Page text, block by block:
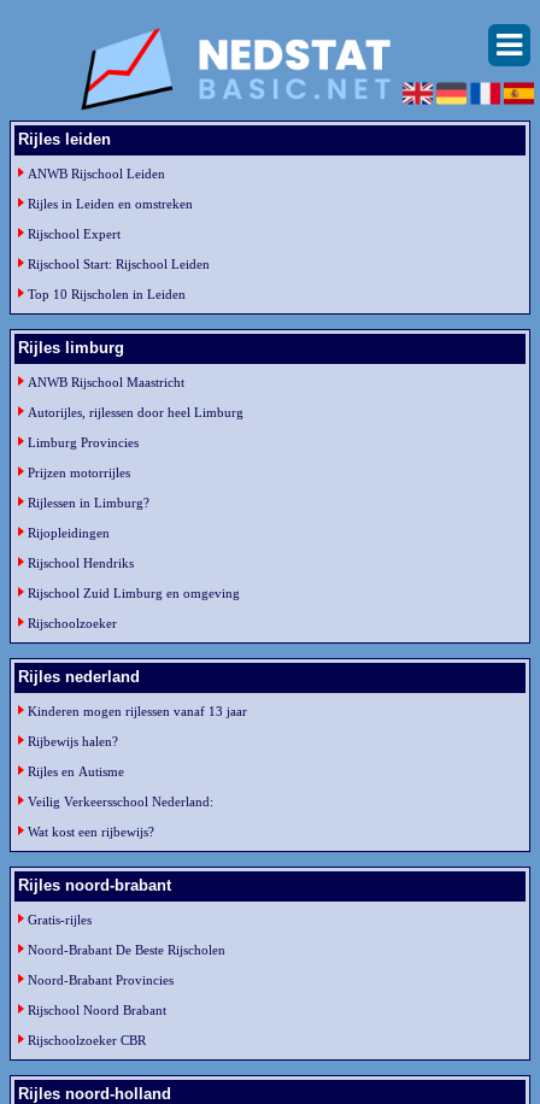
Rijles leiden
ANWB Rijschool Leiden
Rijles in Leiden en omstreken
Rijschool Expert
Rijschool Start: Rijschool Leiden
Top 10 Rijscholen in Leiden
Rijles limburg
ANWB Rijschool Maastricht
Autorijles, rijlessen door heel Limburg
Limburg Provincies
Prijzen motorrijles
Rijlessen in Limburg?
Rijopleidingen
Rijschool Hendriks
Rijschool Zuid Limburg en omgeving
Rijschoolzoeker
Rijles nederland
Kinderen mogen rijlessen vanaf 13 jaar
Rijbewijs halen?
Rijles en Autisme
Veilig Verkeersschool Nederland:
Wat kost een rijbewijs?
Rijles noord-brabant
Gratis-rijles
Noord-Brabant De Beste Rijscholen
Noord-Brabant Provincies
Rijschool Noord Brabant
Rijschoolzoeker CBR
Rijles noord-holland